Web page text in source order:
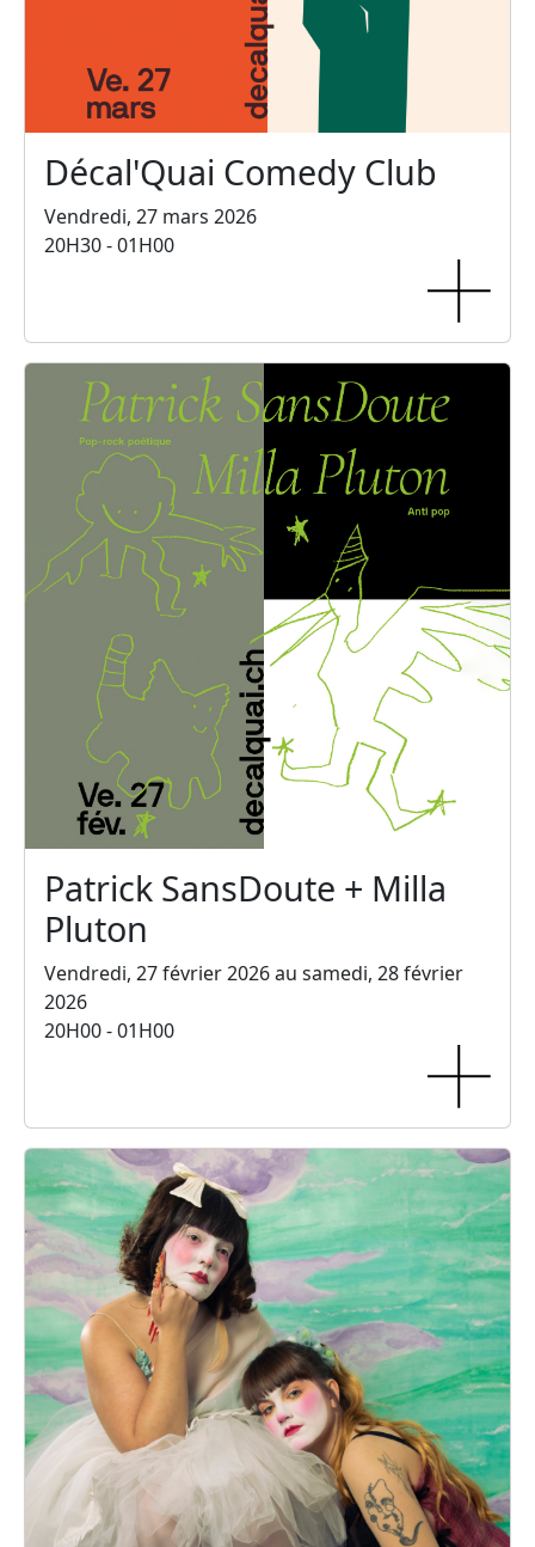
Décal'Quai Comedy Club
Vendredi, 27 mars 2026
20H30 - 01H00
Patrick SansDoute + Milla
Pluton
Vendredi, 27 février 2026 au samedi, 28 février
2026
20H00 - 01H00